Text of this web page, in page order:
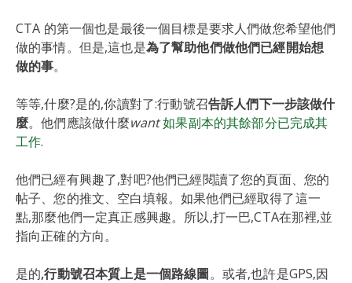
CTA 的第一個也是最後一個目標是要求人們做您希望他們
做的事情。但是,這也是為了幫助他們做他們已經開始想
做的事。
等等,什麼?是的,你讀對了:行動號召告訴人們下一步該做什
麼。他們應該做什麼want如果副本的其餘部分已完成其
工作.
他們已經有興趣了,對吧?他們已經閱讀了您的頁面、您的
帖子、您的推文、空白填報。如果他們已經取得了這一
點,那麼他們一定真正感興趣。所以,打一巴,CTA在那裡,並
指向正確的方向。
是的,行動號召本質上是一個路線圖。或者,也許是GPS,因